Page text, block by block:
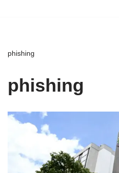
phishing
phishing